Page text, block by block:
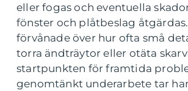
eller fogas och eventuella
fönster och plåtbeslag
förvånade över hur ofta små
torra ändträytor eller otäta
startpunkten för framtida
genomtänkt underarbete tar